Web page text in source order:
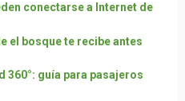
conectarse a Internet de
el bosque te recibe antes
360°: guía para pasajeros